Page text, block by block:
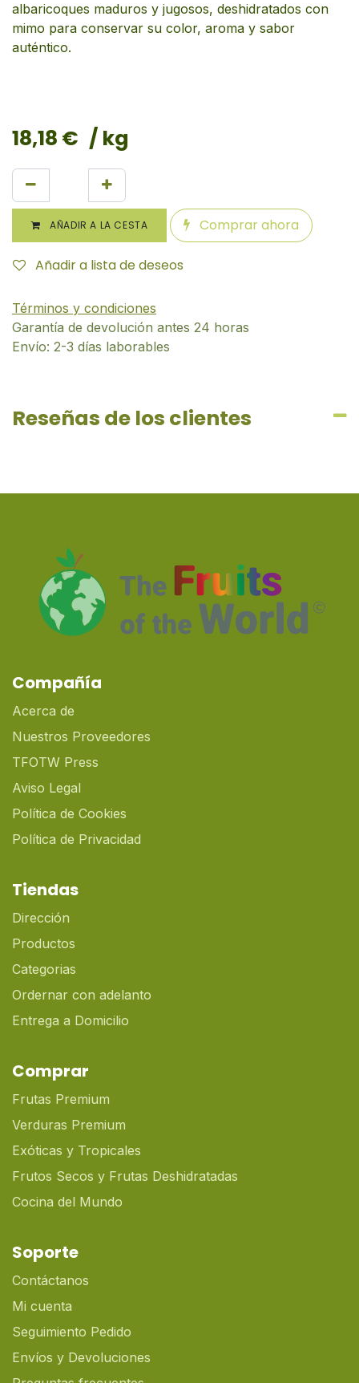
albaricoques maduros y jugosos, deshidratados con
mimo para conservar su color, aroma y sabor
auténtico.
18,18 € / kg
AÑADIR A LA CESTA Comprar ahora
Añadir a lista de deseos
Términos y condiciones
Garantía de devolución antes 24 horas
Envío: 2-3 días laborables
Reseñas de los clientes
Compañía
Acerca de
Nuestros Proveedores
TFOTW Press
Aviso Legal
Política de Cookies
Política de Privacidad
Tiendas
Dirección
Productos
Categorias
Ordernar con adelanto
Entrega a Domicilio
Comprar
Frutas Premium
Verduras Premium
Exóticas y Tropicales
Frutos Secos y Frutas Deshidratadas
Cocina del Mundo
Soporte
Contáctanos
Mi cuenta
Seguimiento Pedido
Envíos y Devoluciones